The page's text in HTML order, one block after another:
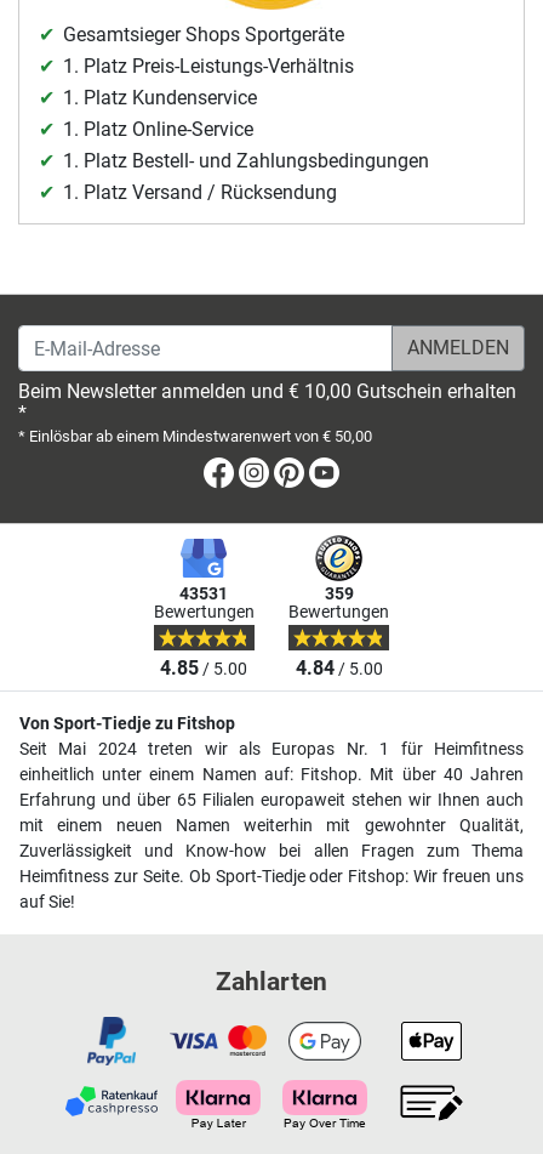
Gesamtsieger Shops Sportgeräte
1. Platz Preis-Leistungs-Verhältnis
1. Platz Kundenservice
1. Platz Online-Service
1. Platz Bestell- und Zahlungsbedingungen
1. Platz Versand / Rücksendung
E-Mail-Adresse
Beim Newsletter anmelden und € 10,00 Gutschein erhalten
*
* Einlösbar ab einem Mindestwarenwert von € 50,00
Facebook
Instagram
Pinterest
43531
Bewertungen
4.85/ 5.00
359
Bewertungen
4.84/ 5.00
Von Sport-Tiedje zu Fitshop
Seit Mai 2024 treten wir als Europas Nr. 1 für Heimfitness
einheitlich unter einem Namen auf: Fitshop. Mit über 40 Jahren
Erfahrung und über 65 Filialen europaweit stehen wir Ihnen auch
mit einem neuen Namen weiterhin mit gewohnter Qualität,
Zuverlässigkeit und Know-how bei allen Fragen zum Thema
Heimfitness zur Seite. Ob Sport-Tiedje oder Fitshop: Wir freuen uns
auf Sie!
Zahlarten